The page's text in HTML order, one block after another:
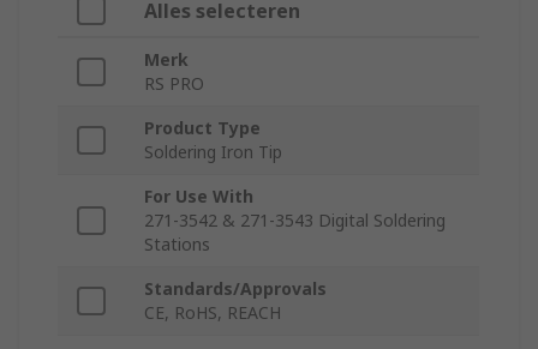
Alles selecteren
Merk
RS PRO
Product Type
Soldering Iron Tip
For Use With
271-3542 & 271-3543 Digital Soldering
Stations
Standards/Approvals
CE, RoHS, REACH